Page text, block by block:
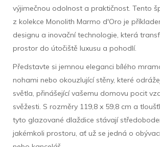
výjimečnou odolnost a praktičnost. Tento
z kolekce Monolith Marmo d'Oro je
designu a inovační technologie, která
prostor do útočiště luxusu a pohodlí.
Představte si jemnou eleganci bílého
nohami nebo okouzlující stěny, které
světla, přinášející vašemu domovu pocit
svěžesti. S rozměry 119,8 x 59,8 cm a
tyto glazované dlaždice stávají
jakémkoli prostoru, ať už se jedná o